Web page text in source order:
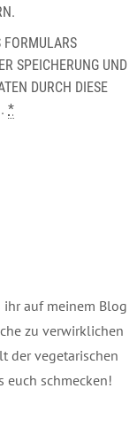
FORMULARS
SPEICHERUNG UND
DURCH DIESE
*
ihr auf meinem Blog
zu verwirklichen
der vegetarischen
euch schmecken!